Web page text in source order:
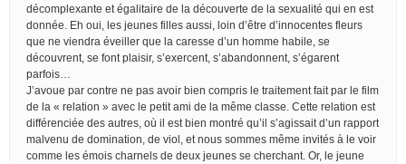
décomplexante et égalitaire de la découverte de la sexualité qui en est
donnée. Eh oui, les jeunes filles aussi, loin d’être d’innocentes fleurs
que ne viendra éveiller que la caresse d’un homme habile, se
découvrent, se font plaisir, s’exercent, s’abandonnent, s’égarent
parfois…
J’avoue par contre ne pas avoir bien compris le traitement fait par le film
de la « relation » avec le petit ami de la même classe. Cette relation est
différenciée des autres, où il est bien montré qu’il s’agissait d’un rapport
malvenu de domination, de viol, et nous sommes même invités à le voir
comme les émois charnels de deux jeunes se cherchant. Or, le jeune